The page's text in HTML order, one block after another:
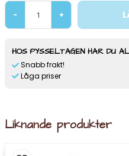
- +
HOS PYSSELTAGEN HAR DU
Snabb frakt!
Låga priser
Liknande produkter